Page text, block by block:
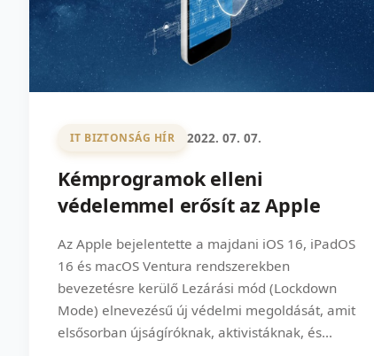
IT BIZTONSÁG HÍR 2022. 07. 07.
Kémprogramok elleni
védelemmel erősít az Apple
Az Apple bejelentette a majdani iOS 16, iPadOS
16 és macOS Ventura rendszerekben
bevezetésre kerülő Lezárási mód (Lockdown
Mode) elnevezésű új védelmi megoldását, amit
elsősorban újságíróknak, aktivistáknak, és...